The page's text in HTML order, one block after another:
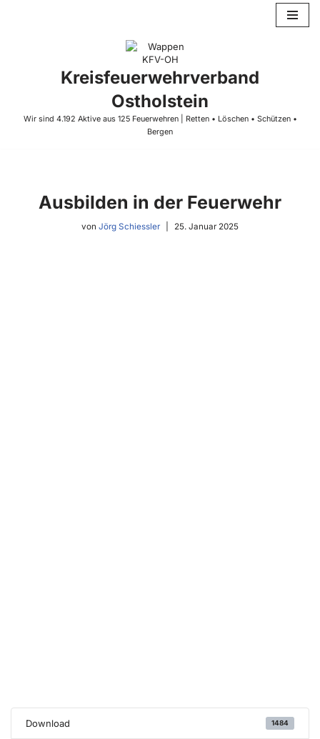
Kreisfeuerwehrverband
Ostholstein
Wir sind 4.192 Aktive aus 125 Feuerwehren | Retten • Löschen • Schützen •
Bergen
Ausbilden in der Feuerwehr
von Jörg Schiessler 25. Januar 2025
Download 1484